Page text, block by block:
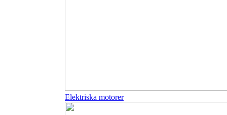
Elektriska motorer